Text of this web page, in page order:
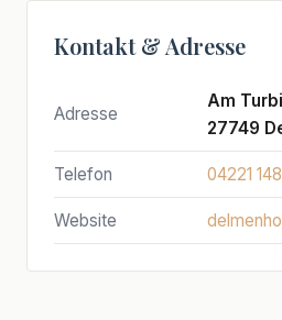
Kontakt & Adresse
Adresse
Am
27749
Telefon 04221
Website